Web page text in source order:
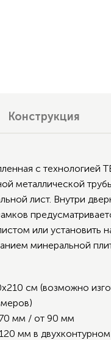
Конструкция
с
металлической
лист. Внутри
или установить
минеральной
см (возможно
мм / от 90 мм
мм в